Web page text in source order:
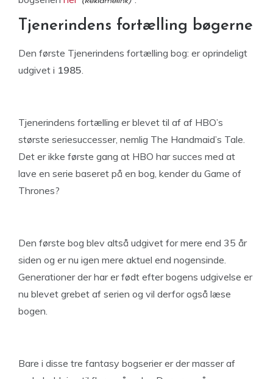
Tjenerindens fortælling bøgerne
Den første Tjenerindens fortælling bog: er oprindeligt
udgivet i 1985.
Tjenerindens fortælling er blevet til af af HBO’s
største seriesuccesser, nemlig The Handmaid’s Tale.
Det er ikke første gang at HBO har succes med at
lave en serie baseret på en bog, kender du Game of
Thrones?
Den første bog blev altså udgivet for mere end 35 år
siden og er nu igen mere aktuel end nogensinde.
Generationer der har er født efter bogens udgivelse er
nu blevet grebet af serien og vil derfor også læse
bogen.
Bare i disse tre fantasy bogserier er der masser af